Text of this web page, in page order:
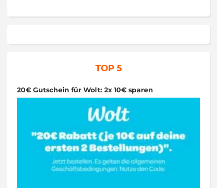
TOP 5
20€ Gutschein für Wolt: 2x 10€ sparen